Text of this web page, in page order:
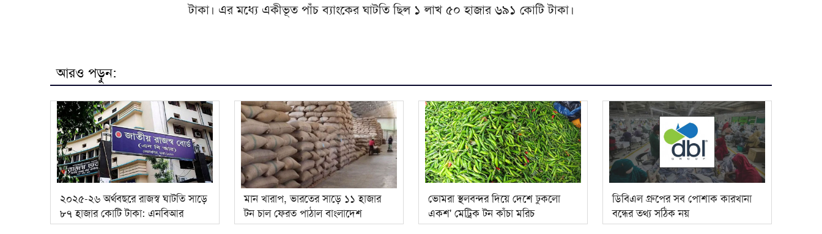
টাকা। এর মধ্যে একীভূত পাঁচ ব্যাংকের ঘাটতি ছিল ১ লাখ ৫০ হাজার ৬৯১ কোটি টাকা।
আরও পড়ুন:
২০২৫-২৬ অর্থবছরে রাজস্ব ঘাটতি সাড়ে
৮৭ হাজার কোটি টাকা: এনবিআর
মান খারাপ, ভারতের সাড়ে ১১ হাজার
টন চাল ফেরত পাঠাল বাংলাদেশ
ভোমরা স্থলবন্দর দিয়ে দেশে ঢুকলো
একশ' মেট্রিক টন কাঁচা মরিচ
ডিবিএল গ্রুপের সব পোশাক কারখানা
বন্ধের তথ্য সঠিক নয়